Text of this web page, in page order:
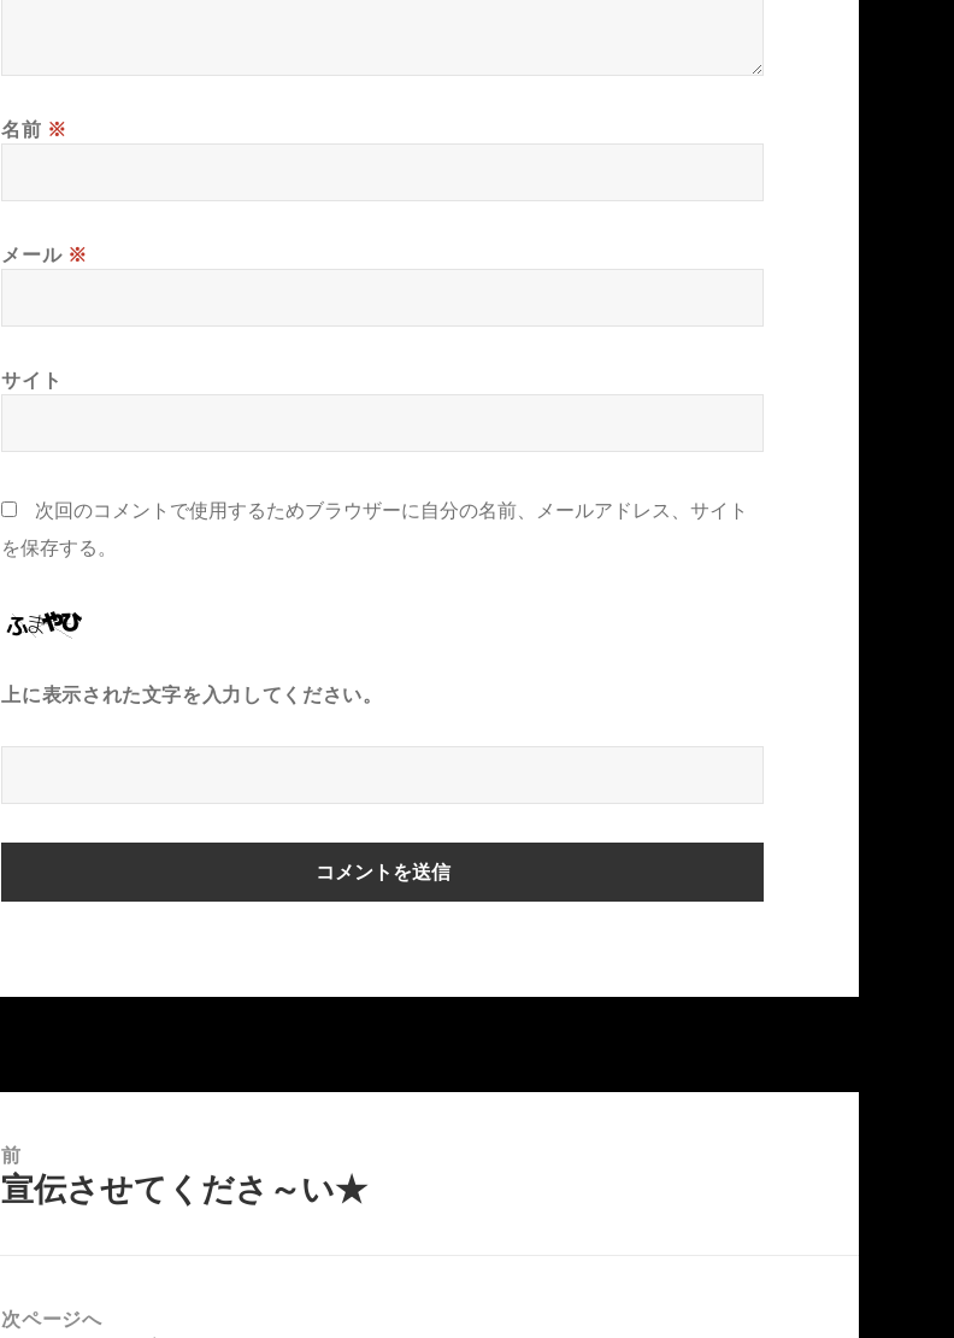
名前 ※
メール ※
サイト
次回のコメントで使用するためブラウザーに自分の名前、メールアドレス、サイト
を保存する。
上に表示された文字を入力してください。
前
前
宣伝させてくださ～い★
次ページへ